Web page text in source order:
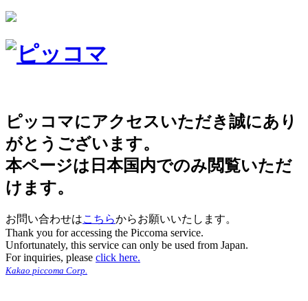
ピッコマにアクセスいただき誠にあり
がとうございます。
本ページは日本国内でのみ閲覧いただ
けます。
お問い合わせはこちらからお願いいたします。
Thank you for accessing the Piccoma service.
Unfortunately, this service can only be used from Japan.
For inquiries, please click here.
Kakao piccoma Corp.